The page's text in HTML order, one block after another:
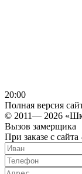
20:00
Полная версия
© 2011— 2026
Вызов замерщика
При заказе с